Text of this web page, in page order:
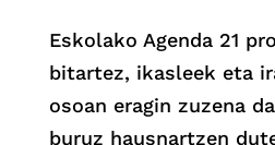
Eskolako Agenda 21
bitartez, ikasleek eta
osoan eragin zuzena
buruz hausnartzen